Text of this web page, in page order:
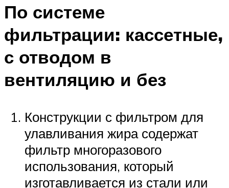
По системе
фильтрации: кассетные,
с отводом в
вентиляцию и без
Конструкции с фильтром для
улавливания жира содержат
фильтр многоразового
использования, который
изготавливается из стали или